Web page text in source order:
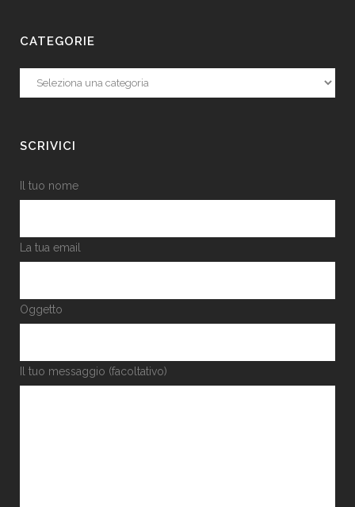
CATEGORIE
Categorie
SCRIVICI
Il tuo nome
La tua email
Oggetto
Il tuo messaggio (facoltativo)